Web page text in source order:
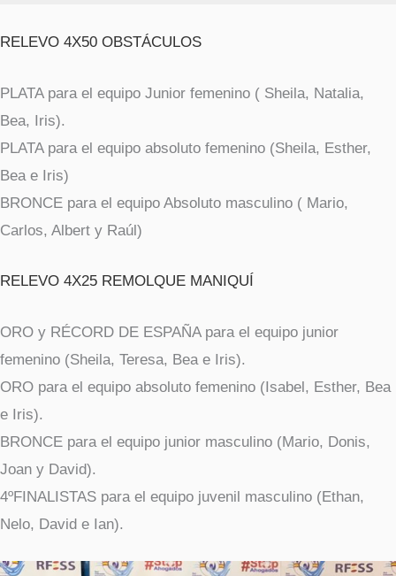
RELEVO 4X50 OBSTÁCULOS
PLATA para el equipo Junior femenino ( Sheila, Natalia,
Bea, Iris).
PLATA para el equipo absoluto femenino (Sheila, Esther,
Bea e Iris)
BRONCE para el equipo Absoluto masculino ( Mario,
Carlos, Albert y Raúl)
RELEVO 4X25 REMOLQUE MANIQUÍ
ORO y RÉCORD DE ESPAÑA para el equipo junior
femenino (Sheila, Teresa, Bea e Iris).
ORO para el equipo absoluto femenino (Isabel, Esther, Bea
e Iris).
BRONCE para el equipo junior masculino (Mario, Donis,
Joan y David).
4ºFINALISTAS para el equipo juvenil masculino (Ethan,
Nelo, David e Ian).